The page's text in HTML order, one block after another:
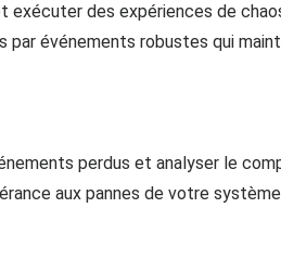
des expériences de
événements robustes qui
perdus et analyser le
aux pannes de votre